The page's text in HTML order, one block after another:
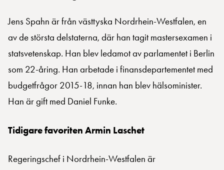
Jens Spahn är från västtyska Nordrhein-Westfalen, en
av de största delstaterna, där han tagit mastersexamen i
statsvetenskap. Han blev ledamot av parlamentet i Berlin
som 22-åring. Han arbetade i finansdepartementet med
budgetfrågor 2015-18, innan han blev hälsominister.
Han är gift med Daniel Funke.
Tidigare favoriten Armin Laschet
Regeringschef i Nordrhein-Westfalen är